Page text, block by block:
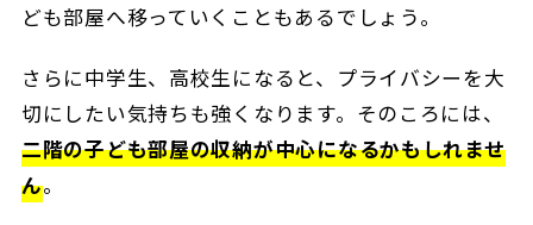
ども部屋へ移っていくこともあるでしょう。
さらに中学生、高校生になると、プライバシーを大
切にしたい気持ちも強くなります。そのころには、
二階の子ども部屋の収納が中心になるかもしれませ
ん。